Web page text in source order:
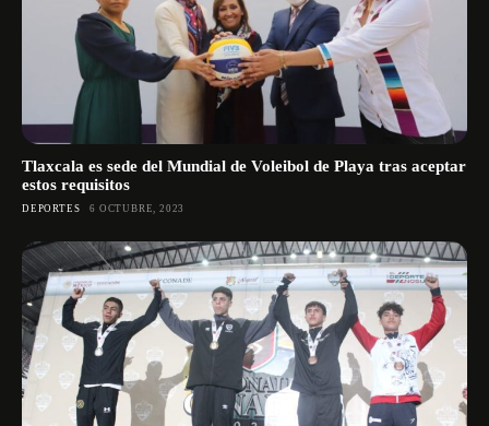
Tlaxcala es sede del Mundial de Voleibol de Playa tras aceptar
estos requisitos
DEPORTES 6 OCTUBRE, 2023